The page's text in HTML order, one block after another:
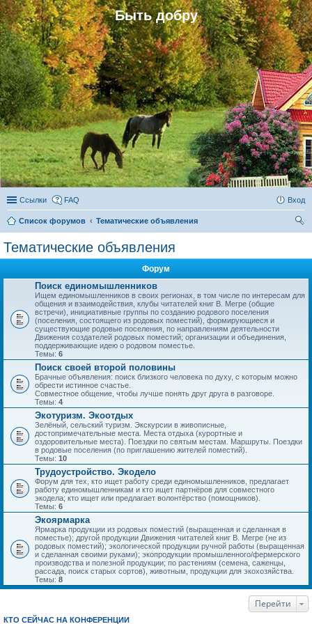
Быть добру
Ссылки FAQ Вход
Список форумов
Тематические объявления
Тематические объявления
Форум
Поиск единомышленников
Ищем единомышленников в своих регионах, в том числе по интересам для
общения и взаимодействия, клубы читателей книг В. Мегре (общие
встречи), инициативные группы по созданию родового поселения
(поселения, состоящего из родовых поместий), формирующиеся и
существующие родовые поселения, по направлениям деятельности
Движения создателей родовых поместий; организации и объединения,
поддерживающие идею о родовом поместье.
Темы: 6
Поиск своей второй половины
Брачные объявления: поиск близкого человека по духу, с которым можно
обрести истинное счастье.
Совместное общение, чтобы лучше понять друг друга в разговоре.
Темы: 4
Экотуризм. Экоотдых
Зелёный, сельский туризм. Экскурсии в живописные,
достопримечательные места. Места отдыха (курортные и
оздоровительные места). Поездки по святым местам. Маршруты. Поездки
в родовые поселения (по приглашению жителей поместий).
Темы: 10
Трудоустройство. Экодело
Форум для тех, кто ищет работу среди единомышленников, предлагает
работу единомышленникам и кто ищет партнёров для совместного
экодела; кто ищет или предлагает волонтёрство (помощников).
Темы: 6
Экоярмарка
Ярмарка продукции из родовых поместий (выращенная и сделанная в
поместье); другой продукции Движения читателей книг В. Мегре (не из
родовых поместий); экологической продукции ручной работы (выращенная
и сделанная своими руками); экопродукции промышленного/фермерского
производства и полезной продукции; по растениям (семена, саженцы,
рассада, поиск старых сортов), животным, продукции для экохозяйства.
Темы: 8
Перейти
КТО СЕЙЧАС НА КОНФЕРЕНЦИИ